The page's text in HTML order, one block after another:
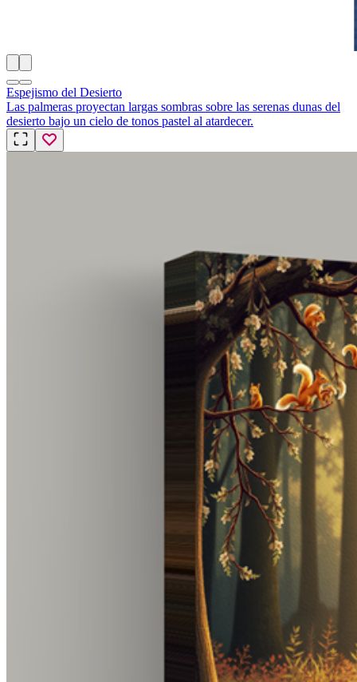
Espejismo del Desierto
Las palmeras proyectan largas sombras sobre las serenas dunas del
desierto bajo un cielo de tonos pastel al atardecer.